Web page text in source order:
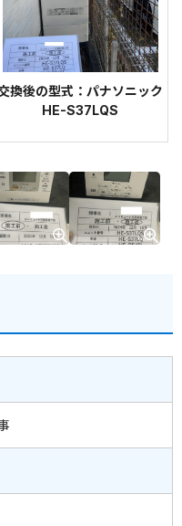
換後の型式：パナソニック
HE-S37LQS